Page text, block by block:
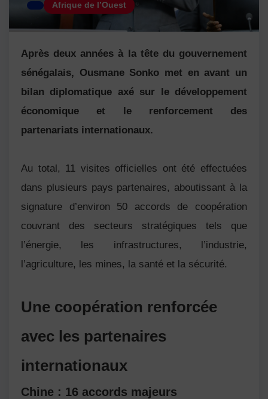
Afrique de l’Ouest
Après deux années à la tête du gouvernement
sénégalais, Ousmane Sonko met en avant un
bilan diplomatique axé sur le développement
économique et le renforcement des
partenariats internationaux.
Au total, 11 visites officielles ont été effectuées
dans plusieurs pays partenaires, aboutissant à la
signature d’environ 50 accords de coopération
couvrant des secteurs stratégiques tels que
l’énergie, les infrastructures, l’industrie,
l’agriculture, les mines, la santé et la sécurité.
Une coopération renforcée
avec les partenaires
internationaux
Chine : 16 accords majeurs